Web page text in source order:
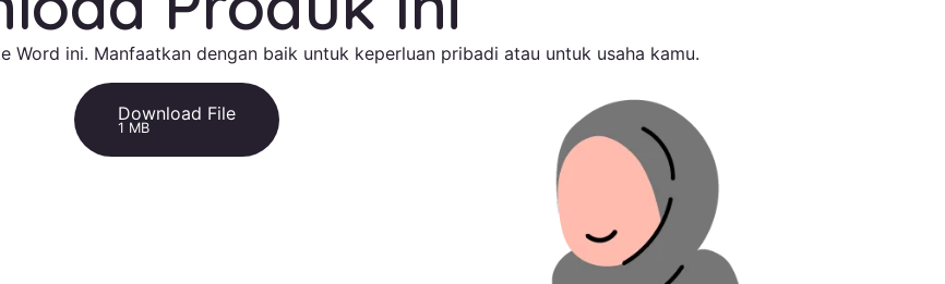
ini. Manfaatkan dengan baik untuk keperluan pribadi atau untuk usaha kamu.
Download File
1 MB